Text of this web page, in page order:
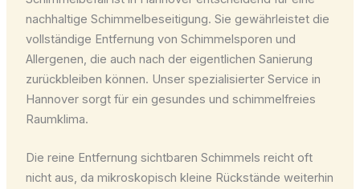
nachhaltige Schimmelbeseitigung. Sie gewährleistet die
vollständige Entfernung von Schimmelsporen und
Allergenen, die auch nach der eigentlichen Sanierung
zurückbleiben können. Unser spezialisierter Service in
Hannover sorgt für ein gesundes und schimmelfreies
Raumklima.
Die reine Entfernung sichtbaren Schimmels reicht oft
nicht aus, da mikroskopisch kleine Rückstände weiterhin